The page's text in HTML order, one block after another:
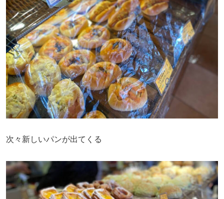
次々新しいパンが出てくる